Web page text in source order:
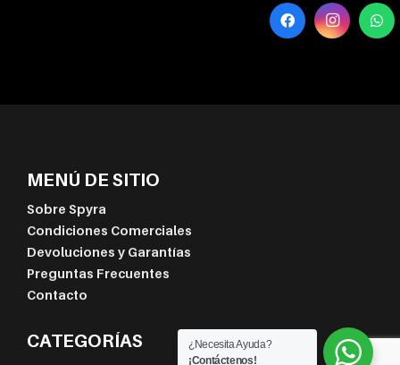
MENÚ DE SITIO
Sobre Spyra
Condiciones Comerciales
Devoluciones y Garantías
Preguntas Frecuentes
Contacto
CATEGORÍAS
¿Necesita Ayuda?
¡Contáctenos!